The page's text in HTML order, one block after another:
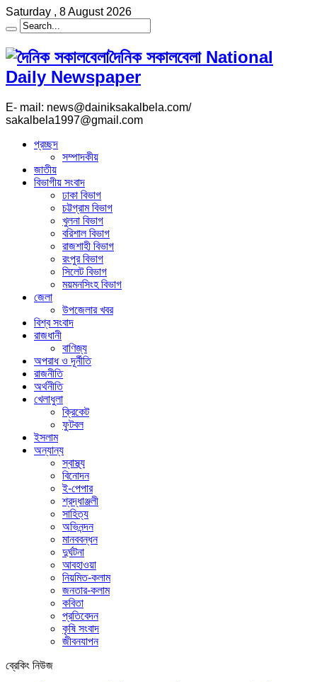
Saturday , 8 August 2026
দৈনিক সকালবেলা National
Daily Newspaper
E- mail: news@dainiksakalbela.com/
sakalbela1997@gmail.com
প্রচ্ছদ
সম্পাদকীয়
জাতীয়
বিভাগীয় সংবাদ
ঢাকা বিভাগ
চট্টগ্রাম বিভাগ
খুলনা বিভাগ
বরিশাল বিভাগ
রাজশাহী বিভাগ
রংপুর বিভাগ
সিলেট বিভাগ
ময়মনসিংহ বিভাগ
জেলা
উপজেলার খবর
বিশ্ব সংবাদ
রাজধানী
বাণিজ্য
অপরাধ ও দূর্নীতি
রাজনীতি
অর্থনীতি
খেলাধুলা
ক্রিকেট
ফুটবল
ইসলাম
অন্যান্য
স্বাস্থ্য
বিনোদন
ই-পেপার
শ্রদ্ধাঞ্জলী
সাহিত্য
অভিনন্দন
মানববন্ধন
দুর্ঘটনা
আবহাওয়া
নিয়মিত-কলাম
জনতার-কলাম
কবিতা
প্রতিবেদন
কৃষি সংবাদ
জীবনযাপন
ব্রেকিং নিউজ